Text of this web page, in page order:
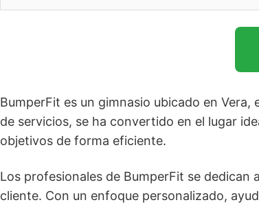
BumperFit es un gimnasio ubicado en
de servicios, se ha convertido en el lugar
objetivos de forma eficiente.
Los profesionales de BumperFit se dedican
cliente. Con un enfoque personalizado,